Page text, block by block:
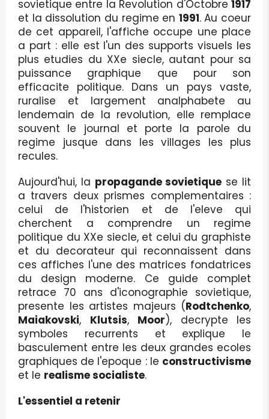
sovietique entre la Revolution d'Octobre 1917
et la dissolution du regime en 1991. Au coeur
de cet appareil, l'affiche occupe une place
a part : elle est l'un des supports visuels les
plus etudies du XXe siecle, autant pour sa
puissance graphique que pour son
efficacite politique. Dans un pays vaste,
ruralise et largement analphabete au
lendemain de la revolution, elle remplace
souvent le journal et porte la parole du
regime jusque dans les villages les plus
recules.
Aujourd'hui, la propagande sovietique se lit
a travers deux prismes complementaires :
celui de l'historien et de l'eleve qui
cherchent a comprendre un regime
politique du XXe siecle, et celui du graphiste
et du decorateur qui reconnaissent dans
ces affiches l'une des matrices fondatrices
du design moderne. Ce guide complet
retrace 70 ans d'iconographie sovietique,
presente les artistes majeurs (Rodtchenko,
Maiakovski, Klutsis, Moor), decrypte les
symboles recurrents et explique le
basculement entre les deux grandes ecoles
graphiques de l'epoque : le constructivisme
et le realisme socialiste.
L'essentiel a retenir